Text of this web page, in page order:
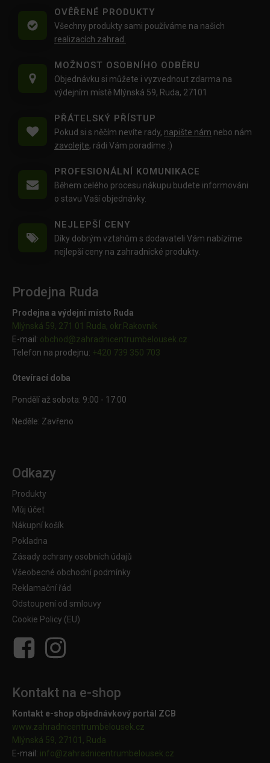
OVĚŘENÉ PRODUKTY
Všechny produkty sami používáme na našich
realizacích zahrad.
MOŽNOST OSOBNÍHO ODBĚRU
Objednávku si můžete i vyzvednout zdarma na
výdejním místě Mlýnská 59, Ruda, 27101
PŘÁTELSKÝ PŘÍSTUP
Pokud si s něčím nevíte rady, napište nám nebo nám
zavolejte, rádi Vám poradíme :)
PROFESIONÁLNÍ KOMUNIKACE
Během celého procesu nákupu budete informováni
o stavu Vaší objednávky.
NEJLEPŠÍ CENY
Díky dobrým vztahům s dodavateli Vám nabízíme
nejlepší ceny na zahradnické produkty.
Prodejna Ruda
Prodejna a výdejní místo Ruda
Mlýnská 59, 271 01 Ruda, okr.Rakovník
E-mail: obchod@zahradnicentrumbelousek.cz
Telefon na prodejnu: +420 739 350 703
Otevírací doba
Pondělí až sobota: 9:00 - 17:00
Neděle: Zavřeno
Odkazy
Produkty
Můj účet
Nákupní košík
Pokladna
Zásady ochrany osobních údajů
Všeobecné obchodní podmínky
Reklamační řád
Odstoupení od smlouvy
Cookie Policy (EU)
Kontakt na e-shop
Kontakt e-shop objednávkový portál ZCB
www.zahradnicentrumbelousek.cz
Mlýnská 59, 27101, Ruda
E-mail: info@zahradnicentrumbelousek. cz